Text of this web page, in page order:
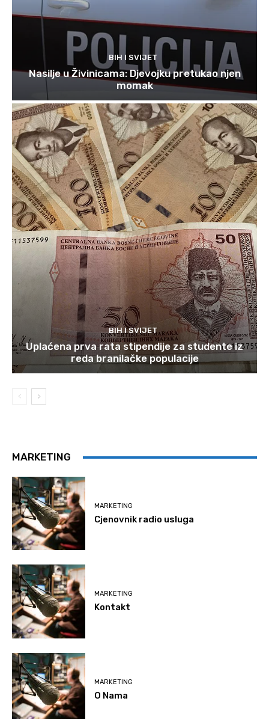
BIH I SVIJET
Nasilje u Živinicama: Djevojku pretukao njen
momak
BIH I SVIJET
Uplaćena prva rata stipendije za studente iz
reda branilačke populacije
MARKETING
MARKETING
Cjenovnik radio usluga
MARKETING
Kontakt
MARKETING
O Nama